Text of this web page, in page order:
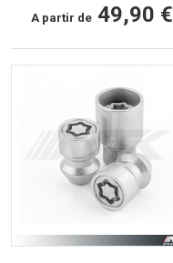
A partir de 49,90 €